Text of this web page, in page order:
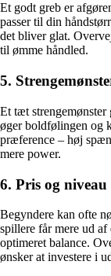
Et godt greb er
passer til din
det bliver glat.
til ømme håndled.
5.
Et tæt strengemønster
øger boldfølingen og
præference – høj
mere power.
6. Pris og niveau
Begyndere kan ofte
spillere får mere ud af
optimeret balance.
ønsker at investere i